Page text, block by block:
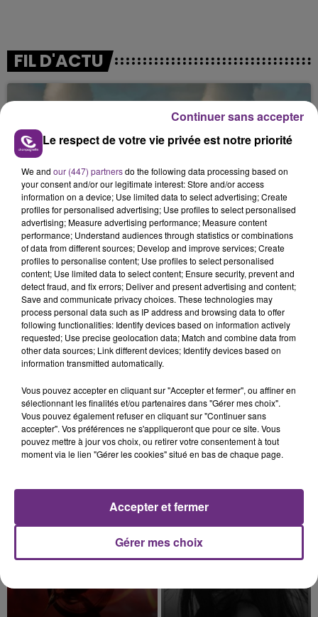
FIL D'ACTU
7 août 2026
LA CENTRALE NUCLÉAIRE DE CHOOZ
TOUJOURS À L'ARRÊT
Cela fait déjà une semaine que la centrale
nucléaire ardennaise est à l'arrêt. Une situation
justifiée par la sécheresse intense qui est toujours
présente.
LE MAGASIN JOUÉCLUB DE REIMS FERME
SES PORTES
C'était l'une des institutions du centre-ville
rémois. Le magasin JouéClub est contraint de
fermer ses portes.
17h45
17h45
Le respect de votre vie privée est notre priorité
We and our (447) partnersdo the following data processing based on
your consent and/or our legitimate interest: Store and/or access
information on a device; Use limited data to select advertising; Create
profiles for personalised advertising; Use profiles to select personalised
advertising; Measure advertising performance; Measure content
performance; Understand audiences through statistics or combinations
of data from different sources; Develop and improve services; Create
profiles to personalise content; Use profiles to select personalised
content; Use limited data to select content; Ensure security, prevent and
detect fraud, and fix errors; Deliver and present advertising and content;
Save and communicate privacy choices. These technologies may
process personal data such as IP address and browsing data to offer
following functionalities: Identify devices based on information actively
requested; Use precise geolocation data; Match and combine data from
other data sources; Link different devices; Identify devices based on
information transmitted automatically.
Vous pouvez accepter en cliquant sur "Accepter et fermer", ou affiner en
sélectionnant les finalités et/ou partenaires dans "Gérer mes choix".
Vous pouvez également refuser en cliquant sur "Continuer sans
accepter". Vos préférences ne s'appliqueront que pour ce site. Vous
pouvez mettre à jour vos choix, ou retirer votre consentement à tout
moment via le lien "Gérer les cookies" situé en bas de chaque page.
Gérer mes choix
Accepter et fermer
Continuer sans accepter